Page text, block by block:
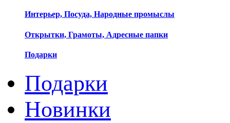
Интерьер, Посуда, Народные промыслы
Открытки, Грамоты, Адресные папки
Подарки
Подарки
Новинки